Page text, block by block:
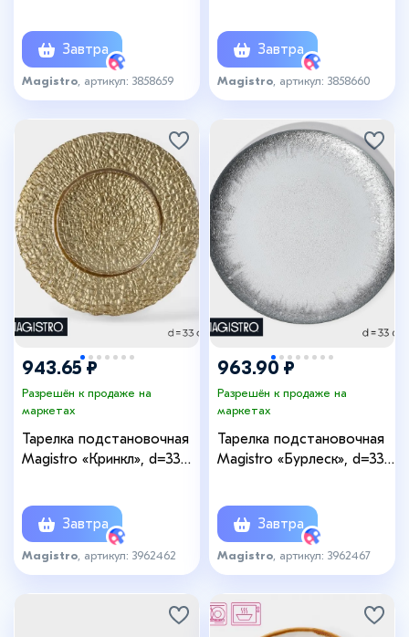
Завтра
Magistro , артикул: 3858659
Завтра
Magistro , артикул: 3858660
943.65 ₽
Разрешён к продаже на
маркетах
Тарелка подстановочная
Magistro «Кринкл», d=33
Завтра
Magistro , артикул: 3962462
963.90 ₽
Разрешён к продаже на
маркетах
Тарелка подстановочная
Magistro «Бурлеск», d=33
Завтра
Magistro , артикул: 3962467